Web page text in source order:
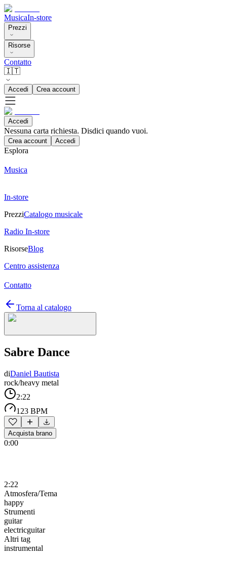
MusicaIn-store
Prezzi
Risorse
Contatto
🇮🇹
Accedi Crea account
Accedi
Nessuna carta richiesta. Disdici quando vuoi.
Crea account Accedi
Esplora
Musica
In-store
PrezziCatalogo musicale
Radio In-store
RisorseBlog
Centro assistenza
Contatto
Torna al catalogo
Sabre Dance
diDaniel Bautista
rock/heavy metal
2:22
123 BPM
Acquista brano
0:00
2:22
Atmosfera/Tema
happy
Strumenti
guitar
electricguitar
Altri tag
instrumental